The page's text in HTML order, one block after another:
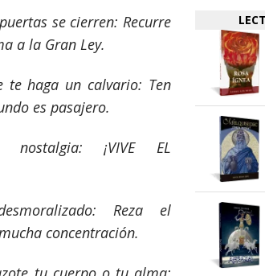
se cierren: Recurre
a la Gran Ley.
te haga un calvario: Ten
es pasajero.
nostalgia: ¡VIVE EL
Reza el
concentración.